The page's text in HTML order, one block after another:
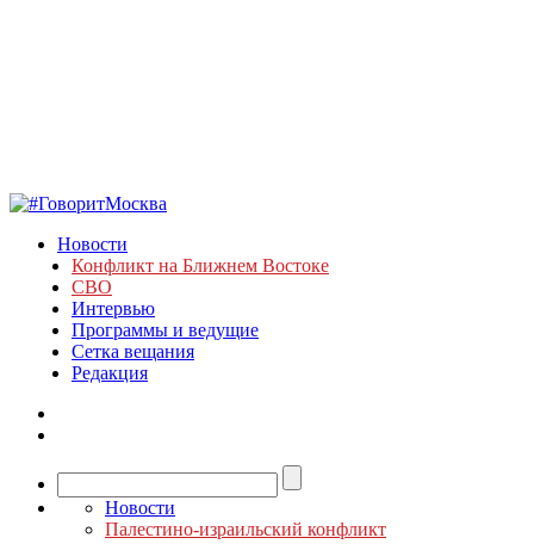
Новости
Конфликт на Ближнем Востоке
СВО
Интервью
Программы и ведущие
Сетка вещания
Редакция
Новости
Палестино-израильский конфликт